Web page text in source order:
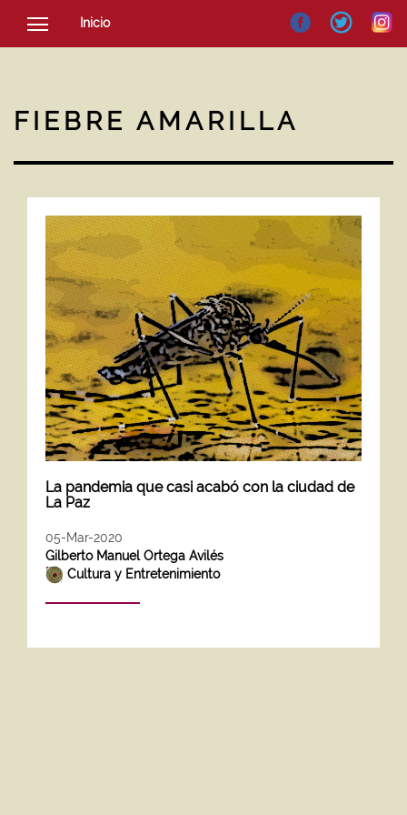
Inicio
SOCIEDAD
NOTICIAS
FIEBRE AMARILLA
La pandemia que casi acabó con la ciudad de
La Paz
05-Mar-2020
Gilberto Manuel Ortega Avilés
Cultura y Entretenimiento